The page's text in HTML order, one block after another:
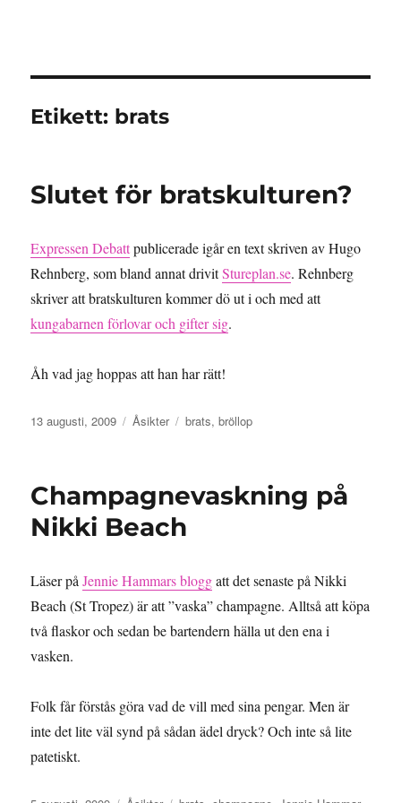
Etikett: brats
Slutet för bratskulturen?
Expressen Debattpublicerade igår en text skriven av Hugo
Rehnberg, som bland annat drivitStureplan.se. Rehnberg
skriver att bratskulturen kommer dö ut i och med att
kungabarnen förlovar och gifter sig.
Åh vad jag hoppas att han har rätt!
Publicerat
13 augusti, 2009 Kategorier
Åsikter Etiketter
brats,bröllop
Champagnevaskning på
Nikki Beach
Läser påJennie Hammars bloggatt det senaste på Nikki
Beach (St Tropez) är att ”vaska” champagne. Alltså att köpa
två flaskor och sedan be bartendern hälla ut den ena i
vasken.
Folk får förstås göra vad de vill med sina pengar. Men är
inte det lite väl synd på sådan ädel dryck? Och inte så lite
patetiskt.